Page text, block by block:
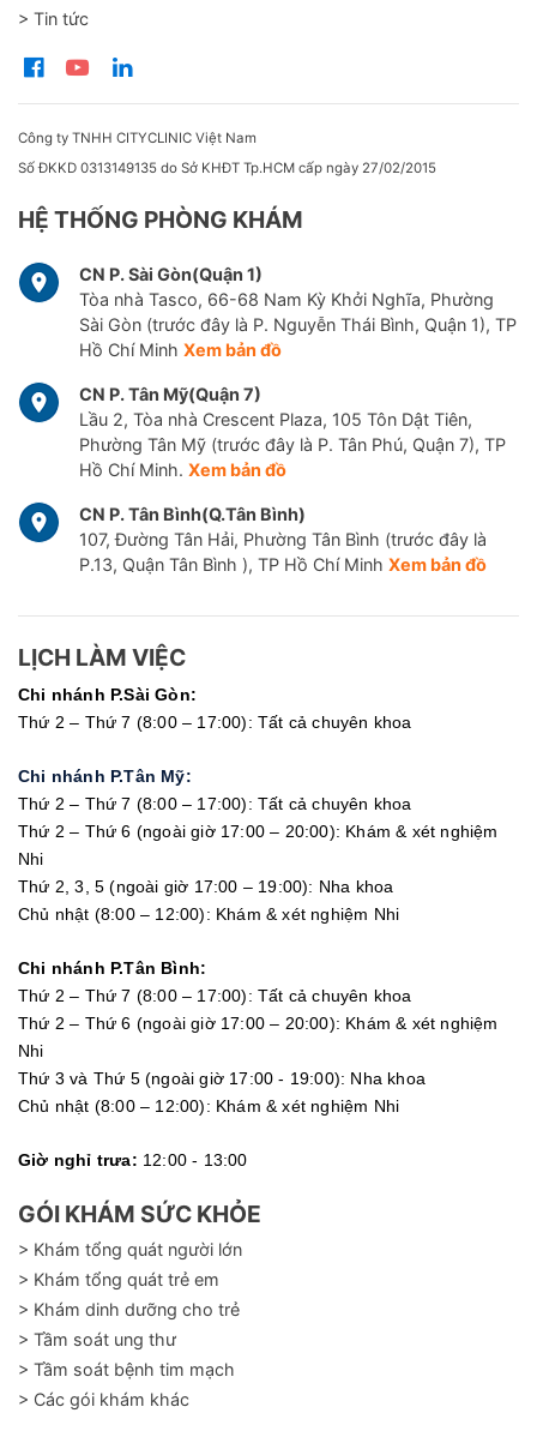
> Tin tức
Công ty TNHH CITYCLINIC Việt Nam
Số ĐKKD 0313149135 do Sở KHĐT Tp.HCM cấp ngày 27/02/2015
HỆ THỐNG PHÒNG KHÁM
CN P. Sài Gòn(Quận 1)
Tòa nhà Tasco, 66-68 Nam Kỳ Khởi Nghĩa, Phường
Sài Gòn (trước đây là P. Nguyễn Thái Bình, Quận 1), TP
Hồ Chí Minh Xem bản đồ
CN P. Tân Mỹ(Quận 7)
Lầu 2, Tòa nhà Crescent Plaza, 105 Tôn Dật Tiên,
Phường Tân Mỹ (trước đây là P. Tân Phú, Quận 7), TP
Hồ Chí Minh. Xem bản đồ
CN P. Tân Bình(Q.Tân Bình)
107, Đường Tân Hải, Phường Tân Bình (trước đây là
P.13, Quận Tân Bình ), TP Hồ Chí Minh Xem bản đồ
LỊCH LÀM VIỆC
Chi nhánh P.Sài Gòn:
Thứ 2 – Thứ 7 (8:00 – 17:00): Tất cả chuyên khoa
Chi nhánh P.Tân Mỹ:
Thứ 2 – Thứ 7 (8:00 – 17:00): Tất cả chuyên khoa
Thứ 2 – Thứ 6 (ngoài giờ 17:00 – 20:00): Khám & xét nghiệm
Nhi
Thứ 2, 3, 5 (ngoài giờ 17:00 – 19:00): Nha khoa
Chủ nhật (8:00 – 12:00): Khám & xét nghiệm Nhi
Chi nhánh P.Tân Bình:
Thứ 2 – Thứ 7 (8:00 – 17:00): Tất cả chuyên khoa
Thứ 2 – Thứ 6 (ngoài giờ 17:00 – 20:00): Khám & xét nghiệm
Nhi
Thứ 3 và Thứ 5 (ngoài giờ 17:00 - 19:00): Nha khoa
Chủ nhật (8:00 – 12:00): Khám & xét nghiệm Nhi
Giờ nghỉ trưa: 12:00 - 13:00
GÓI KHÁM SỨC KHỎE
> Khám tổng quát người lớn
> Khám tổng quát trẻ em
> Khám dinh dưỡng cho trẻ
> Tầm soát ung thư
> Tầm soát bệnh tim mạch
> Các gói khám khác